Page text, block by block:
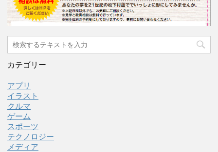
カテゴリー
アプリ
イラスト
クルマ
ゲーム
スポーツ
テクノロジー
メディア